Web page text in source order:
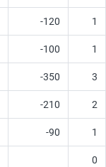
-120 1
-100 1
-350 3
-210 2
-90 1
0